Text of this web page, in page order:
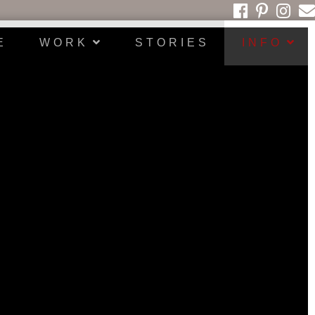
W O R K S T O R I E S I N F O